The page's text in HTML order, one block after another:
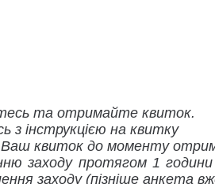
та отримайте квиток.
з інструкцією на квитку
Ваш квиток до моменту
заходу протягом 1
заходу (пізніше анкета